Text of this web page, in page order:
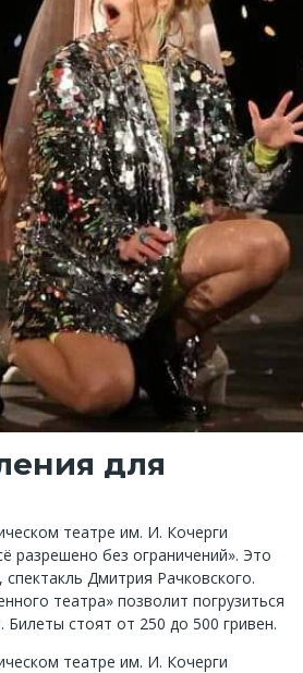
для
театре им. И. Кочерги
разрешено без ограничений». Это
Дмитрия Рачковского.
театра» позволит погрузиться
стоят от 250 до 500 гривен.
театре им. И. Кочерги